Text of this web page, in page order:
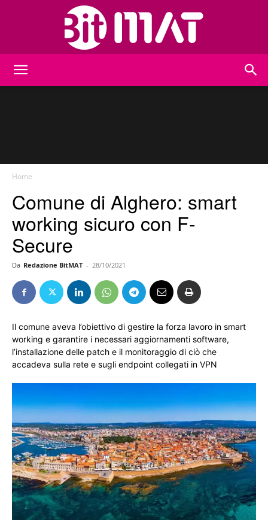
Home
Comune di Alghero: smart
working sicuro con F-
Secure
Da Redazione BitMAT - 28/10/2021
Il comune aveva l’obiettivo di gestire la forza lavoro in smart
working e garantire i necessari aggiornamenti software,
l’installazione delle patch e il monitoraggio di ciò che
accadeva sulla rete e sugli endpoint collegati in VPN